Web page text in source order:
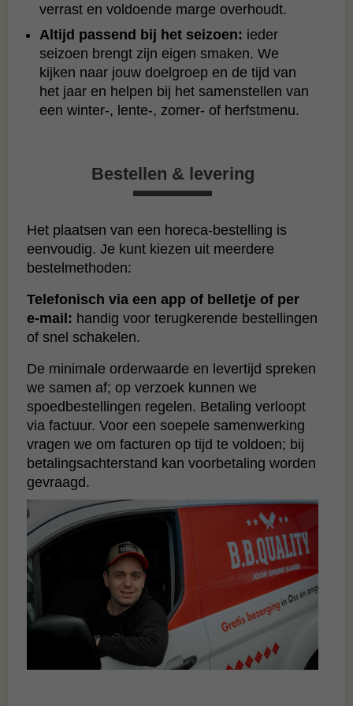
verrast en voldoende marge overhoudt.
Altijd passend bij het seizoen: ieder
seizoen brengt zijn eigen smaken. We
kijken naar jouw doelgroep en de tijd van
het jaar en helpen bij het samenstellen van
een winter‑, lente‑, zomer‑ of herfstmenu.
Bestellen & levering
Het plaatsen van een horeca‑bestelling is
eenvoudig. Je kunt kiezen uit meerdere
bestelmethoden:
Telefonisch via een app of belletje of per
e‑mail: handig voor terugkerende bestellingen
of snel schakelen.
De minimale orderwaarde en levertijd spreken
we samen af; op verzoek kunnen we
spoedbestellingen regelen. Betaling verloopt
via factuur. Voor een soepele samenwerking
vragen we om facturen op tijd te voldoen; bij
betalingsachterstand kan voorbetaling worden
gevraagd.